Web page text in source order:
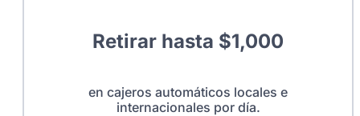
Retirar hasta $1,000
en cajeros automáticos locales e
internacionales por día.